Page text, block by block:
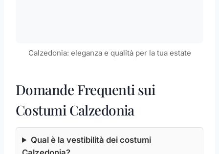
Calzedonia: eleganza e qualità per la tua estate
Domande Frequenti sui
Costumi Calzedonia
Qual è la vestibilità dei costumi